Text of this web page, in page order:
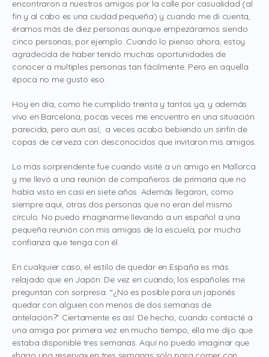
encontraron a nuestros amigos por la calle por casualidad (al
fin y al cabo es una ciudad pequeña) y cuando me di cuenta,
éramos más de diez personas aunque empezáramos siendo
cinco personas, por ejemplo. Cuando lo pienso ahora, estoy
agradecida de haber tenido muchas oportunidades de
conocer a multiples personas tan fácilmente. Pero en aquella
época no me gustó eso.
Hoy en día, como he cumplido treinta y tantos ya, y además
vivo en Barcelona, pocas veces me encuentro en una situación
parecida, pero aun así, a veces acabo bebiendo un sinfín de
copas de cerveza con desconocidos que invitaron mis amigos.
Lo más sorprendente fue cuando visité a un amigo en Mallorca
y me llevó a una reunión de compañeros de primaria que no
había visto en casi en siete años. Además llegaron, como
siempre aquí, otras dos personas que no eran del mismo
círculo. No puedo imaginarme llevando a un español a una
pequeña reunión con mis amigas de la escuela, por mucha
confianza que tenga con él.
En cualquier caso, el estilo de quedar en España es más
relajado que en Japón. De vez en cuando, los españoles me
preguntan con sorpresa: “¿No es posible para un japonés
quedar con alguien con menos de dos semanas de
antelación?” Ciertamente es así. De hecho, cuando contacté a
una amiga por primera vez en mucho tiempo, ella me dijo que
estaba disponible tres semanas. Aquí no puedo imaginar que